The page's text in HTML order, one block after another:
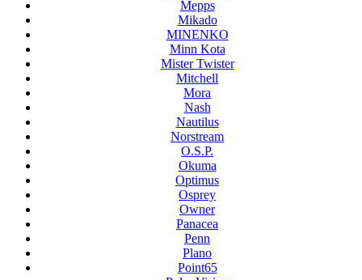
Mepps
Mikado
MINENKO
Minn Kota
Mister Twister
Mitchell
Mora
Nash
Nautilus
Norstream
O.S.P.
Okuma
Optimus
Osprey
Owner
Panacea
Penn
Plano
Point65